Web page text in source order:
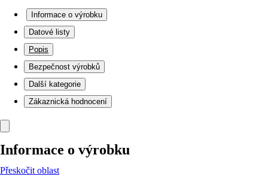
Informace o výrobku
Datové listy
Popis
Bezpečnost výrobků
Další kategorie
Zákaznická hodnocení
Informace o výrobku
Přeskočit oblast